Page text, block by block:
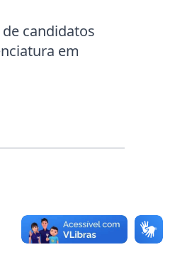
candidatos
em